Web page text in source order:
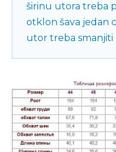
širinu utora treba
otklon šava jedan
utor treba smanjiti